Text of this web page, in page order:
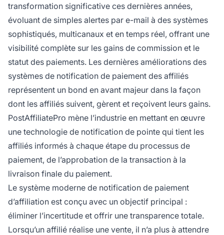
transformation significative ces dernières années,
évoluant de simples alertes par e-mail à des systèmes
sophistiqués, multicanaux et en temps réel, offrant une
visibilité complète sur les gains de commission et le
statut des paiements. Les dernières améliorations des
systèmes de notification de paiement des affiliés
représentent un bond en avant majeur dans la façon
dont les affiliés suivent, gèrent et reçoivent leurs gains.
PostAffiliatePro mène l’industrie en mettant en œuvre
une technologie de notification de pointe qui tient les
affiliés informés à chaque étape du processus de
paiement, de l’approbation de la transaction à la
livraison finale du paiement.
Le système moderne de notification de paiement
d’affiliation est conçu avec un objectif principal :
éliminer l’incertitude et offrir une transparence totale.
Lorsqu’un affilié réalise une vente, il n’a plus à attendre